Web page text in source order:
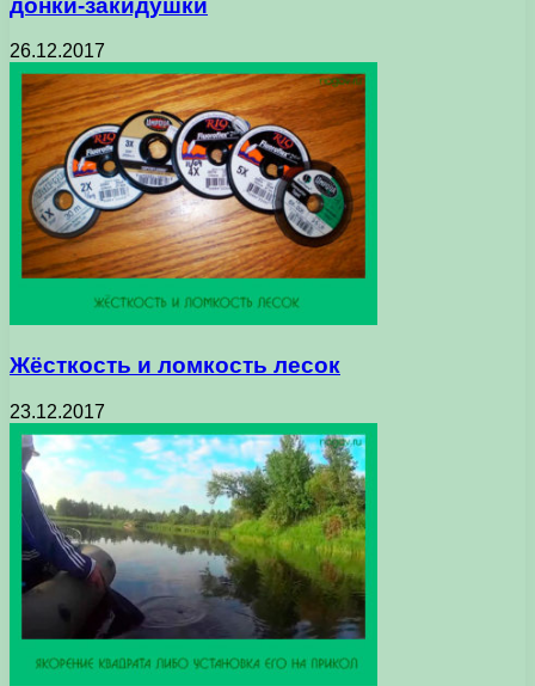
донки-закидушки
26.12.2017
Жёсткость и ломкость лесок
23.12.2017